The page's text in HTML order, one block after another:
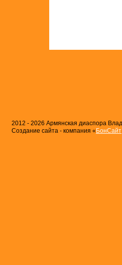
2012 - 2026 Армянская диаспора
Создание сайта - компания « БонСайт